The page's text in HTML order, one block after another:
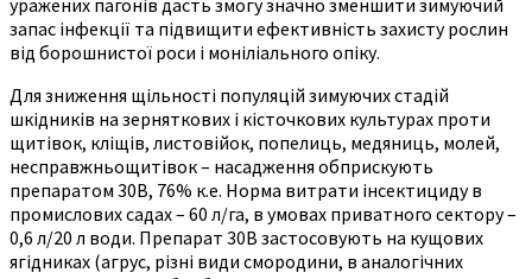
запас інфекції та підвищити ефективність захисту рослин
від борошнистої роси і моніліального опіку.
Для зниження щільності популяцій зимуючих стадій
шкідників на зерняткових і кісточкових культурах проти
щитівок, кліщів, листовійок, попелиць, медяниць, молей,
несправжньощитівок – насадження обприскують
препаратом 30В, 76% к.е. Норма витрати інсектициду в
промислових садах – 60 л/га, в умовах приватного сектору –
0,6 л/20 л води. Препарат 30В застосовують на кущових
ягідниках (агрус, різні види смородини, в аналогічних